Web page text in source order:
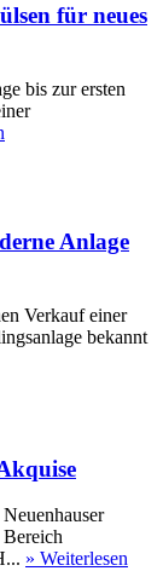
für neues
bis zur ersten
Anlage
Verkauf einer
bekannt
» Weiterlesen